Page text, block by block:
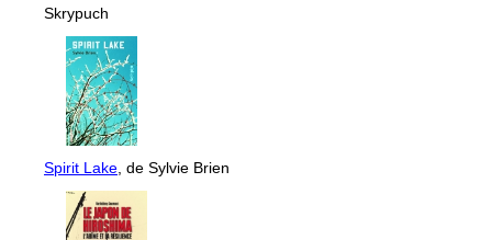
Skrypuch
Spirit Lake , de Sylvie Brien